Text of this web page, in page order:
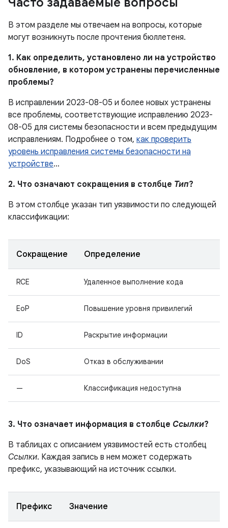
В этом разделе мы отвечаем на вопросы, которые
могут возникнуть после прочтения бюллетеня.
1. Как определить, установлено ли на устройство
обновление, в котором устранены перечисленные
проблемы?
В исправлении 2023-08-05 и более новых устранены
все проблемы, соответствующие исправлению 2023-
08-05 для системы безопасности и всем предыдущим
исправлениям. Подробнее о том, как проверить
уровень исправления системы безопасности на
устройстве…
2. Что означают сокращения в столбце Тип?
В этом столбце указан тип уязвимости по следующей
классификации:
Сокращение Определение
RCE Удаленное выполнение кода
EoP Повышение уровня привилегий
ID Раскрытие информации
DoS Отказ в обслуживании
— Классификация недоступна
3. Что означает информация в столбце Ссылки?
В таблицах с описанием уязвимостей есть столбец
Ссылки. Каждая запись в нем может содержать
префикс, указывающий на источник ссылки.
Префикс Значение